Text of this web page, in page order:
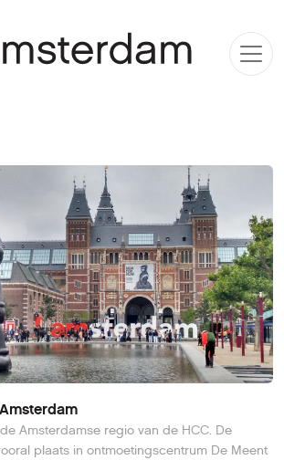
Amsterdamse regio van de HCC. De
plaats in ontmoetingscentrum De Meent